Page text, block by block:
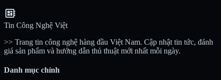
developer_board
Tin Công Nghệ Việt
>> Trang tin công nghệ hàng đầu Việt Nam. Cập nhật tin tức, đánh
giá sản phẩm và hướng dẫn thủ thuật mới nhất mỗi ngày.
Danh mục chính